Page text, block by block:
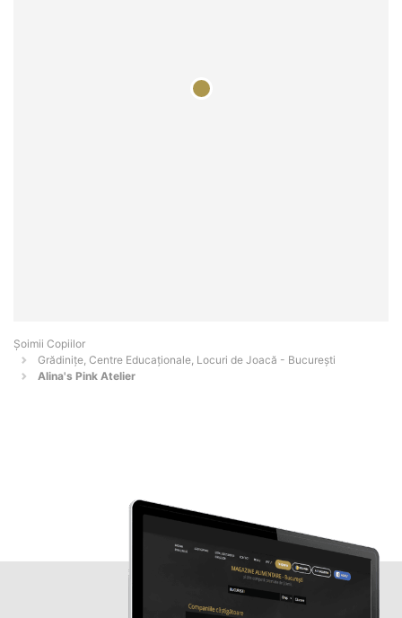
Șoimii Copiilor
Grădinițe, Centre Educaționale, Locuri de Joacă - Bucureşti
Alina's Pink Atelier